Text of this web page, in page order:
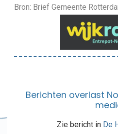
Bron: Brief Gemeente
Berichten overlast
Zie bericht in De